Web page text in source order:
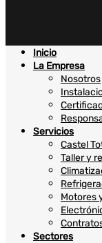
Inicio
La Empresa
Nosotros
Servicios
Castel
Taller y
Motores
Sectores